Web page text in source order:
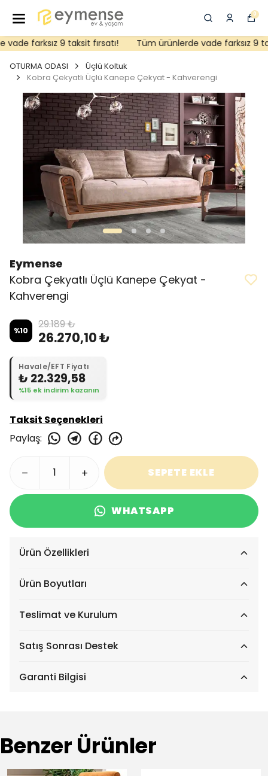
0
farksız 9 taksit fırsatı! Tüm ürünlerde vade farksız 9
OTURMA ODASI
Üçlü Koltuk
Kobra Çekyatlı Üçlü Kanepe Çekyat - Kahverengi
Eymense
Kobra Çekyatlı Üçlü Kanepe Çekyat -
Kahverengi
%10 29.189 ₺
26.270,10 ₺
Havale/EFT Fiyatı
₺ 22.329,58
%15 ek indirim kazanın
Taksit Seçenekleri
Paylaş:
SEPETE EKLE
WHATSAPP
Ürün Özellikleri
Ürün Boyutları
Teslimat ve Kurulum
Satış Sonrası Destek
Garanti Bilgisi
Benzer Ürünler